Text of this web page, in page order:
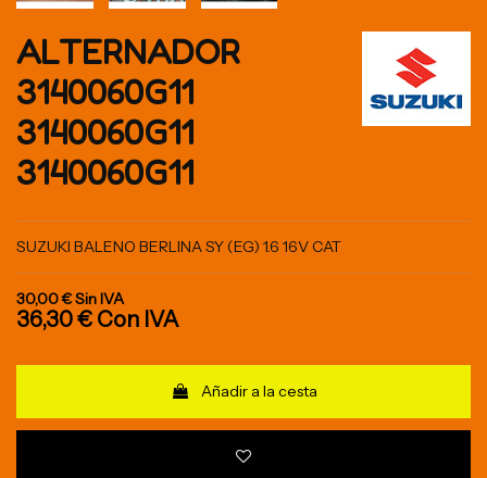
ALTERNADOR
3140060G11
3140060G11
3140060G11
SUZUKI BALENO BERLINA SY (EG) 1.6 16V CAT
30,00 €Sin IVA
36,30 € Con IVA
Añadir a la cesta